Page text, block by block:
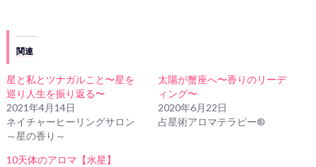
関連
星と私とツナガルこと〜星を
巡り人生を振り返る〜
2021年4月14日
ネイチャーヒーリングサロン
～星の香り～
太陽が蟹座へ〜香りのリーデ
ィング〜
2020年6月22日
占星術アロマテラピー®
10天体のアロマ【水星】